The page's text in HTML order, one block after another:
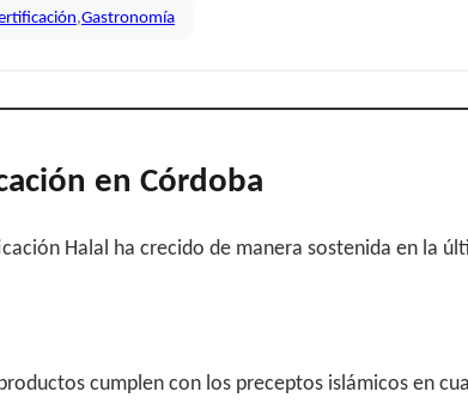
,Gastronomía
en Córdoba
Halal ha crecido de manera sostenida en la
cumplen con los preceptos islámicos en